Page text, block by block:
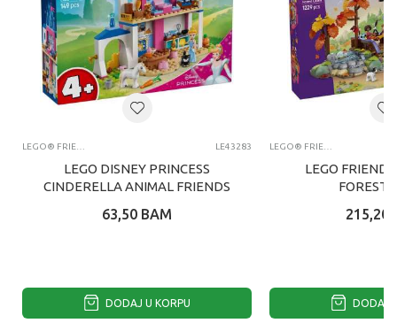
LEGO® FRIENDS LE43283
LEGO DISNEY PRINCESS
CINDERELLA ANIMAL FRIENDS
63,50 BAM
DODAJ U KORPU
LEGO® FRIENDS
LEGO
FOREST
215,20
DODAJ